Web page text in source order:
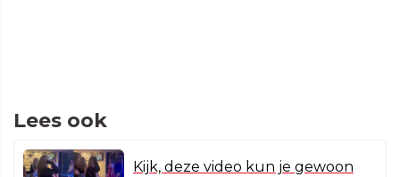
Lees ook
Kijk, deze video kun je gewoon